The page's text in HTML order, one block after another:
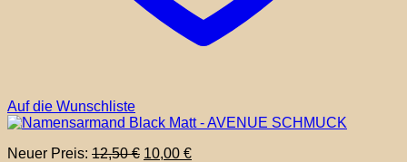
Auf die Wunschliste
Neuer Preis: 12,50€ Ursprünglicher
10,00 €Aktueller